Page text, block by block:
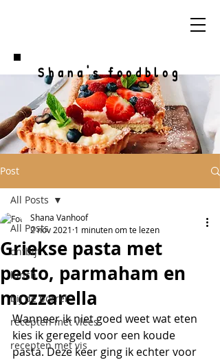
Shana's foodblog
Post
All Posts
ontbijt
lunch
bij de borrel
recepten met vlees
recepten met vis
All Posts
Griekse pasta met
pesto, parmaham en
mozzarella
Shana Vanhoof
2 nov 2021 1 minuten om te lezen
Wanneer ik niet goed weet wat eten
kies ik geregeld voor een koude
pasta. Deze keer ging ik echter voor